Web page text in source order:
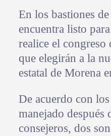
En los bastiones
encuentra listo
realice el congreso
que elegirán a la
estatal de Morena
De acuerdo con
manejado después
consejeros, dos